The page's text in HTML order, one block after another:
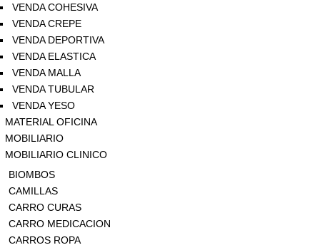
VENDA COHESIVA
VENDA CREPE
VENDA DEPORTIVA
VENDA ELASTICA
VENDA MALLA
VENDA TUBULAR
VENDA YESO
MATERIAL OFICINA
MOBILIARIO
MOBILIARIO CLINICO
BIOMBOS
CAMILLAS
CARRO CURAS
CARRO MEDICACION
CARROS ROPA